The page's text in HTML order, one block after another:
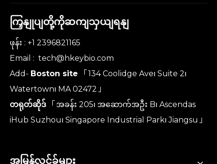
ကြှနျုပျတို့ကိုဆကျသှယျရနျ
ဖုန်း : +1 2396821165
Email : tech@hkeybio.com
Add- Boston site
「134 Coolidge Ave၊ Suite 2၊
Watertown၊ MA 02472」
တရုတ်ဆိုဒ်
「အခန်း 205၊ အဆောက်အဦး B၊ Ascendas
iHub Suzhou၊ Singapore Industrial Park၊ Jiangsu」
အမြန်လင့်ခ်များ